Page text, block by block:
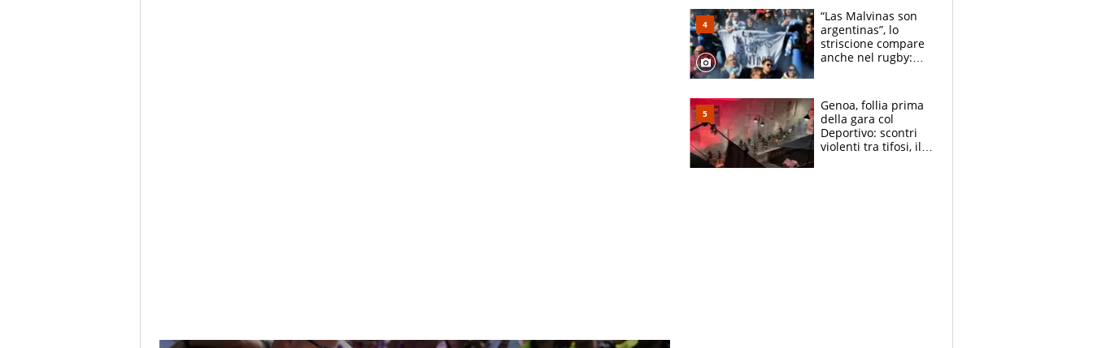
la gara domani"
“Las Malvinas son
argentinas”, lo
striscione compare
anche nel rugby:
un caso
Genoa, follia prima
della gara col
Deportivo: scontri
violenti tra tifosi, il